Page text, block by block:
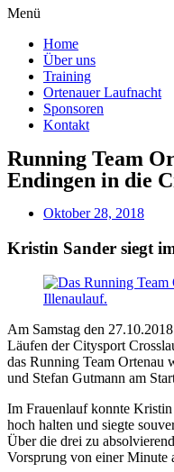
Menü
Home
Über uns
Training
Ortenauer Laufnacht
Sponsoren
Kontakt
Running Team
Endingen in die
Oktober 28, 2018
Kristin Sander siegt
Am Samstag den
Läufen der Citysport
das Running Team Ortenau
und Stefan Gutmann am
Im Frauenlauf konnte
hoch halten und siegte
Über die drei zu
Vorsprung von einer Minute